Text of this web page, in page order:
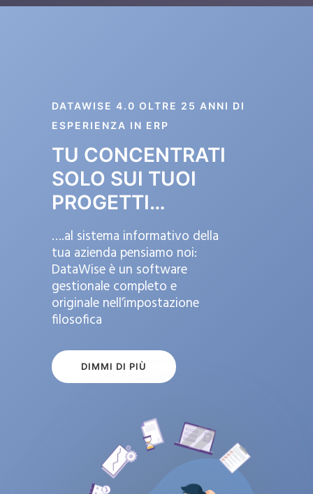
DATAWISE 4.0 OLTRE 25 ANNI DI
ESPERIENZA IN ERP
TU CONCENTRATI
SOLO SUI TUOI
PROGETTI…
….al sistema informativo della
tua azienda pensiamo noi:
DataWise è un software
gestionale completo e
originale nell’impostazione
filosofica
DIMMI DI PIÙ